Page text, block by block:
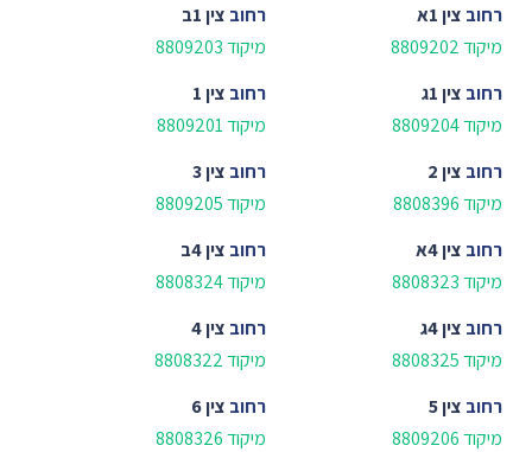
רחוב צין 1א
מיקוד 8809202
רחוב צין 1ב
מיקוד 8809203
רחוב צין 1ג
מיקוד 8809204
רחוב צין 1
מיקוד 8809201
רחוב צין 2
מיקוד 8808396
רחוב צין 3
מיקוד 8809205
רחוב צין 4א
מיקוד 8808323
רחוב צין 4ב
מיקוד 8808324
רחוב צין 4ג
מיקוד 8808325
רחוב צין 4
מיקוד 8808322
רחוב צין 5
מיקוד 8809206
רחוב צין 6
מיקוד 8808326